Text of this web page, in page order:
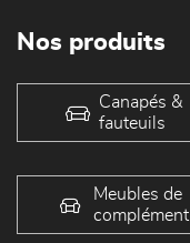
Nos produits
Canapés &
fauteuils
Meubles de
complément